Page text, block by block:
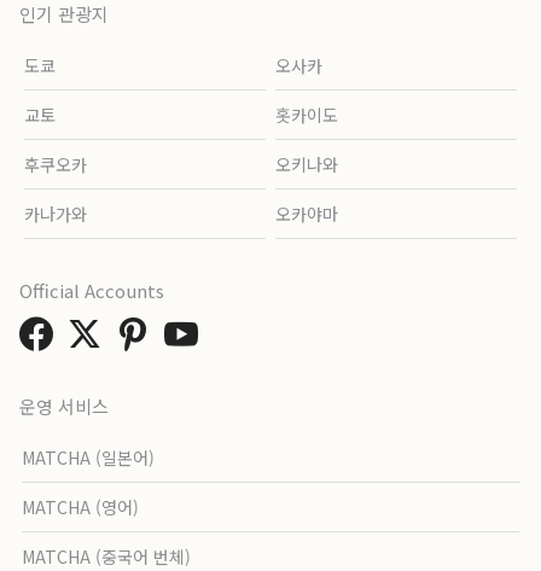
인기 관광지
도쿄 오사카
교토 홋카이도
후쿠오카 오키나와
카나가와 오카야마
운영 서비스
MATCHA (일본어)
MATCHA (영어)
MATCHA (중국어 번체)
Official Accounts